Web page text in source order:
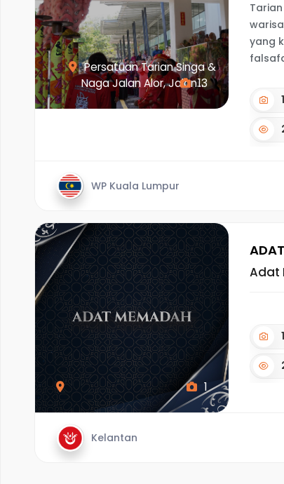
Persatuan Tarian Singa &
Naga Jalan Alor, Jalan...
13
yang
WP Kuala Lumpur
1
Adat
1
Kelantan